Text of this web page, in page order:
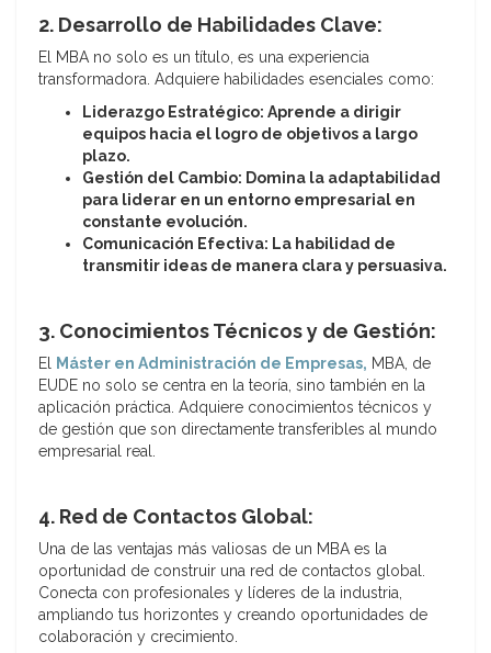
2. Desarrollo de Habilidades Clave:
El MBA no solo es un título, es una experiencia
transformadora. Adquiere habilidades esenciales como:
Liderazgo Estratégico: Aprende a dirigir
equipos hacia el logro de objetivos a largo
plazo.
Gestión del Cambio: Domina la adaptabilidad
para liderar en un entorno empresarial en
constante evolución.
Comunicación Efectiva: La habilidad de
transmitir ideas de manera clara y persuasiva.
3. Conocimientos Técnicos y de Gestión:
El Máster en Administración de Empresas, MBA, de
EUDE no solo se centra en la teoría, sino también en la
aplicación práctica. Adquiere conocimientos técnicos y
de gestión que son directamente transferibles al mundo
empresarial real.
4. Red de Contactos Global:
Una de las ventajas más valiosas de un MBA es la
oportunidad de construir una red de contactos global.
Conecta con profesionales y líderes de la industria,
ampliando tus horizontes y creando oportunidades de
colaboración y crecimiento.